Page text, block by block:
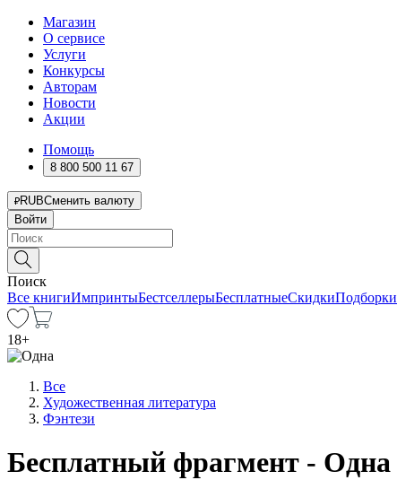
Магазин
О сервисе
Услуги
Конкурсы
Авторам
Новости
Акции
Помощь
8 800 500 11 67
RUBСменить валюту
Войти
Поиск
Все книгиИмпринтыБестселлерыБесплатныеСкидкиПодборки
18+
Все
Художественная литература
Фэнтези
Бесплатный фрагмент - Одна